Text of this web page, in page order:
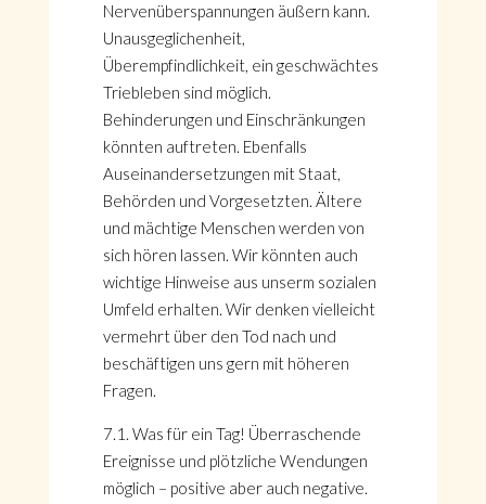
Nervenüberspannungen äußern kann.
Unausgeglichenheit,
Überempfindlichkeit, ein geschwächtes
Triebleben sind möglich.
Behinderungen und Einschränkungen
könnten auftreten. Ebenfalls
Auseinandersetzungen mit Staat,
Behörden und Vorgesetzten. Ältere
und mächtige Menschen werden von
sich hören lassen. Wir könnten auch
wichtige Hinweise aus unserm sozialen
Umfeld erhalten. Wir denken vielleicht
vermehrt über den Tod nach und
beschäftigen uns gern mit höheren
Fragen.
7.1. Was für ein Tag! Überraschende
Ereignisse und plötzliche Wendungen
möglich – positive aber auch negative.